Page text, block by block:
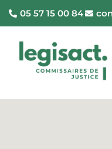
05 57 15 00 84